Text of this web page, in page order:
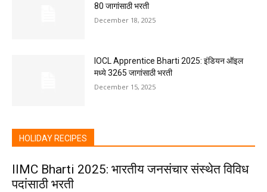
80 जागांसाठी भरती
December 18, 2025
IOCL Apprentice Bharti 2025: इंडियन ऑइल
मध्ये 3265 जागांसाठी भरती
December 15, 2025
HOLIDAY RECIPES
IIMC Bharti 2025: भारतीय जनसंचार संस्थेत विविध
पदांसाठी भरती